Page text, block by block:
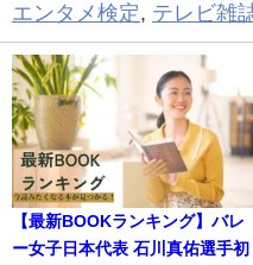
エンタメ検定, テレビ雑
【最新BOOKランキング】バレ
ー女子日本代表 石川真佑選手初